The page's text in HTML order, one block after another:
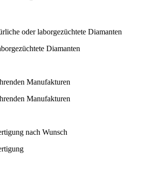
oder laborgezüchtete Diamanten
Diamanten
Manufakturen
Manufakturen
nach Wunsch